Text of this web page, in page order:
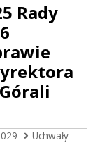
Rady
Uchwały